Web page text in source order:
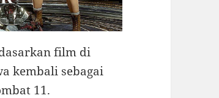
film di
kembali sebagai
11.